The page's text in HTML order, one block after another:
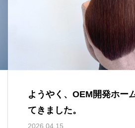
ようやく、OEM開発ホー
てきました。
2026.04.15